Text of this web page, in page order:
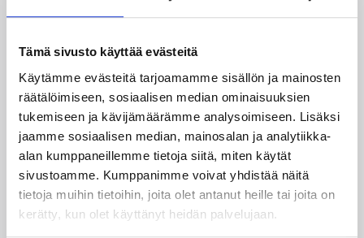
Tämä sivusto käyttää evästeitä
Käytämme evästeitä tarjoamamme sisällön ja mainosten
räätälöimiseen, sosiaalisen median ominaisuuksien
tukemiseen ja kävijämäärämme analysoimiseen. Lisäksi
jaamme sosiaalisen median, mainosalan ja analytiikka-
alan kumppaneillemme tietoja siitä, miten käytät
sivustoamme. Kumppanimme voivat yhdistää näitä
tietoja muihin tietoihin, joita olet antanut heille tai joita on
kerätty, kun olet käyttänyt heidän palvelujaan.
Eero Saarinen
Ei Ole
Mihailo Pavicevic
Kategoriat
Korisliiga Sarjat Valmentajat